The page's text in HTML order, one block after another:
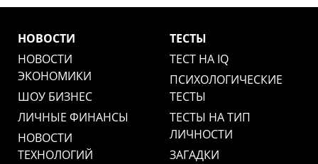
НОВОСТИ
НОВОСТИ
ЭКОНОМИКИ
ШОУ БИЗНЕС
ЛИЧНЫЕ ФИНАНСЫ
НОВОСТИ
ТЕХНОЛОГИЙ
ТЕСТЫ
ТЕСТ НА IQ
ПСИХОЛОГИЧЕСКИЕ
ТЕСТЫ
ТЕСТЫ НА ТИП
ЛИЧНОСТИ
ЗАГАДКИ